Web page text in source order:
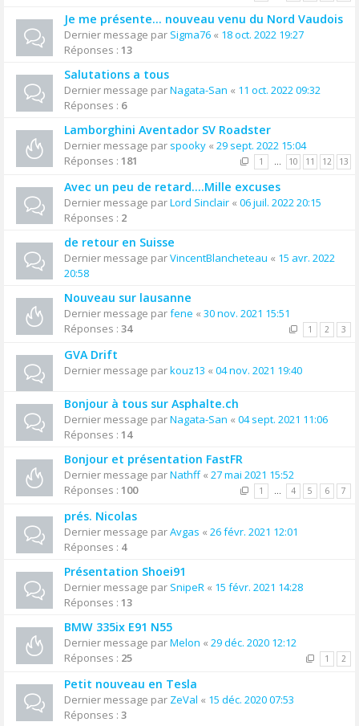
Je me présente... nouveau venu du Nord Vaudois
Dernier message par Sigma76 « 18 oct. 2022 19:27
Réponses : 13
Salutations a tous
Dernier message parNagata-San « 11 oct. 2022 09:32
Réponses : 6
Lamborghini Aventador SV Roadster
Dernier message par spooky « 29 sept. 2022 15:04
Réponses : 181 1 … 10 11 12 13
Avec un peu de retard....Mille excuses
Dernier message parLord Sinclair « 06 juil. 2022 20:15
Réponses : 2
de retour en Suisse
Dernier message parVincentBlancheteau « 15 avr. 2022
20:58
Nouveau sur lausanne
Dernier message parfene « 30 nov. 2021 15:51
Réponses : 34 1 2 3
GVA Drift
Dernier message parkouz13 « 04 nov. 2021 19:40
Bonjour à tous sur Asphalte.ch
Dernier message parNagata-San « 04 sept. 2021 11:06
Réponses : 14
Bonjour et présentation FastFR
Dernier message parNathff« 27 mai 2021 15:52
Réponses : 100 1 … 4 5 6 7
prés. Nicolas
Dernier message parAvgas « 26 févr. 2021 12:01
Réponses : 4
Présentation Shoei91
Dernier message par SnipeR « 15 févr. 2021 14:28
Réponses : 13
BMW 335ix E91 N55
Dernier message parMelon « 29 déc. 2020 12:12
Réponses : 25 1 2
Petit nouveau en Tesla
Dernier message par ZeVal « 15 déc. 2020 07:53
Réponses : 3